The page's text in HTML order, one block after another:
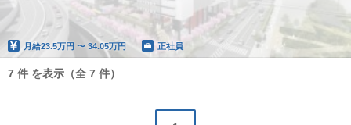
月給23.5万円 〜 34.05万円 正社員
7 件 を表示（全 7 件）